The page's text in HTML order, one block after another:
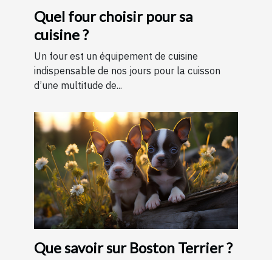
Quel four choisir pour sa
cuisine ?
Un four est un équipement de cuisine
indispensable de nos jours pour la cuisson
d’une multitude de...
Que savoir sur Boston Terrier ?